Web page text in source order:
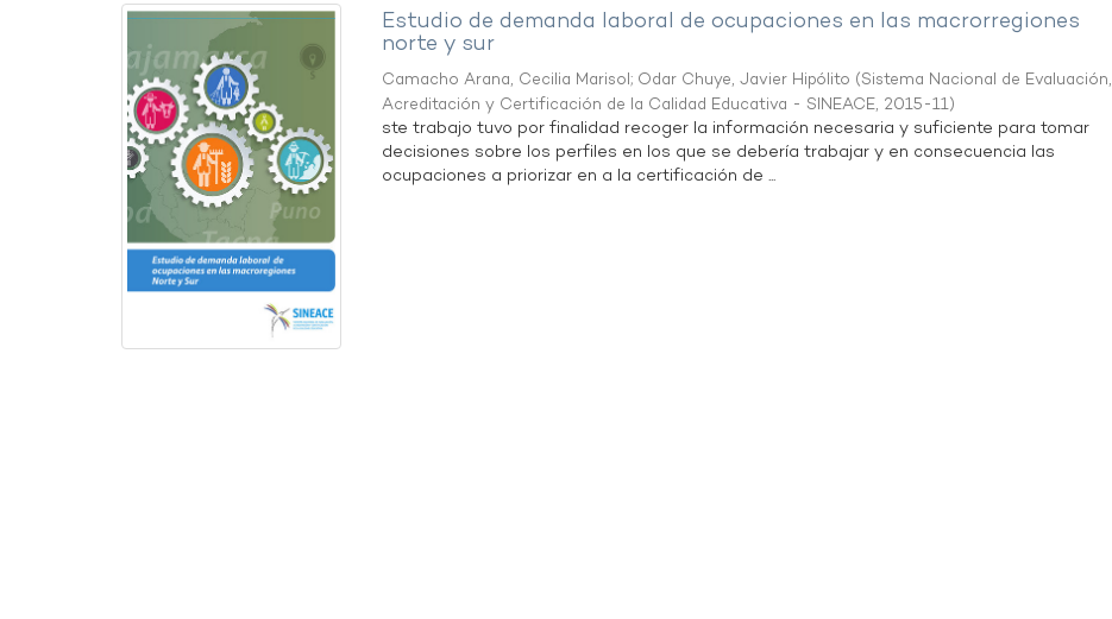
Estudio de demanda laboral de ocupaciones en las macrorregiones
norte y sur
Camacho Arana, Cecilia Marisol; Odar Chuye, Javier Hipólito (Sistema Nacional de Evaluación,
Acreditación y Certificación de la Calidad Educativa - SINEACE, 2015-11)
ste trabajo tuvo por finalidad recoger la información necesaria y suficiente para tomar
decisiones sobre los perfiles en los que se debería trabajar y en consecuencia las
ocupaciones a priorizar en a la certificación de ...